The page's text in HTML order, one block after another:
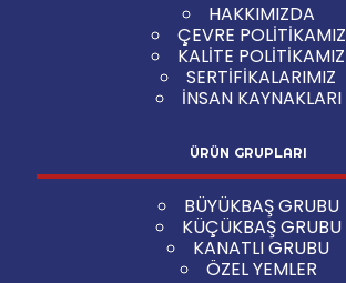
HAKKIMIZDA
ÇEVRE POLİTİKAMIZ
KALİTE POLİTİKAMIZ
SERTİFİKALARIMIZ
İNSAN KAYNAKLARI
ÜRÜN GRUPLARI
BÜYÜKBAŞ GRUBU
KÜÇÜKBAŞ GRUBU
KANATLI GRUBU
ÖZEL YEMLER